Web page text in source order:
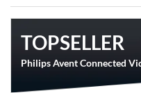
TOPSELLER
Philips Avent Connected